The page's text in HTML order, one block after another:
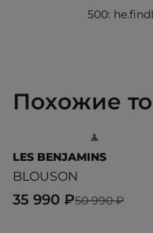
500:
Похожие
LES BENJAMINS
BLOUSON
50 990 ₽
35 990 ₽